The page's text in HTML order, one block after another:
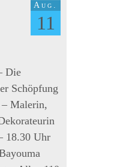
Aug.
11
Die
Schöpfung
Malerin,
18.30 Uhr